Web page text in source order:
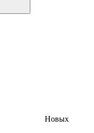
Новых